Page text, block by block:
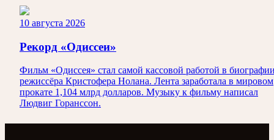
10 августа 2026
Рекорд «Одиссеи»
Фильм «Одиссея» стал самой кассовой работой в
режиссёра Кристофера Нолана. Лента заработала в мировом
прокате 1,104 млрд долларов. Музыку к фильму написал
Людвиг Горанссон.